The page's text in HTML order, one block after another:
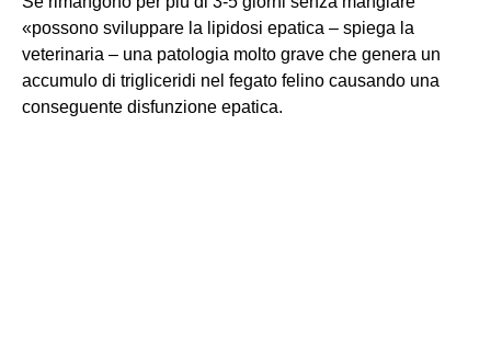
«possono sviluppare la lipidosi epatica – spiega la
veterinaria – una patologia molto grave che genera un
accumulo di trigliceridi nel fegato felino causando una
conseguente disfunzione epatica.